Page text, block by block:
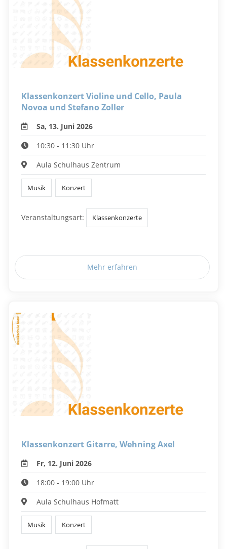
Klassenkonzert Violine und Cello, Paula
Novoa und Stefano Zoller
Sa, 13. Juni 2026
10:30 - 11:30 Uhr
Aula Schulhaus Zentrum
Musik Konzert
Veranstaltungsart: Klassenkonzerte
Mehr erfahren
Klassenkonzert Gitarre, Wehning Axel
Fr, 12. Juni 2026
18:00 - 19:00 Uhr
Aula Schulhaus Hofmatt
Musik Konzert